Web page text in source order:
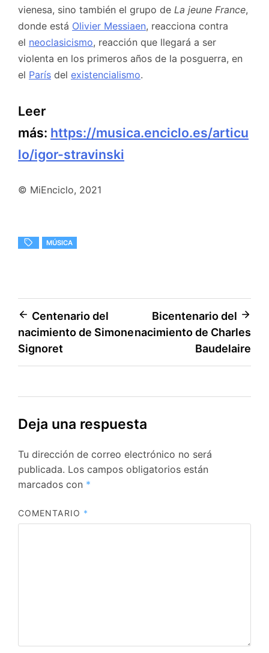
vienesa, sino también el grupo de La jeune France,
donde está Olivier Messiaen, reacciona contra
el neoclasicismo, reacción que llegará a ser
violenta en los primeros años de la posguerra, en
el París del existencialismo.
Leer
más: https://musica.enciclo.es/articu
lo/igor-stravinski
© MiEnciclo, 2021
MÚSICA
Navegación
de
entradas
Centenario del
nacimiento de Simone
Signoret
Bicentenario del
nacimiento de Charles
Baudelaire
Deja una respuesta
Tu dirección de correo electrónico no será
publicada. Los campos obligatorios están
marcados con *
COMENTARIO *